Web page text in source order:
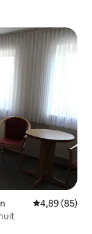
Évaluation
4,89 (85)